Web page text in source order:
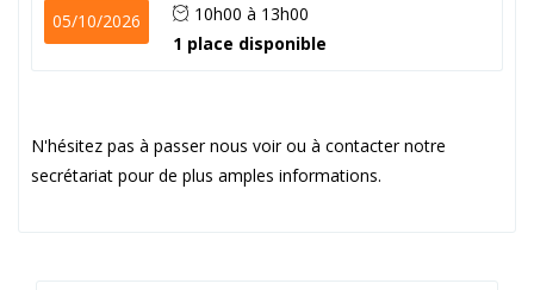
05/10/2026
10h00 à 13h00
1 place disponible
N'hésitez pas à passer nous voir ou à contacter notre
secrétariat pour de plus amples informations.